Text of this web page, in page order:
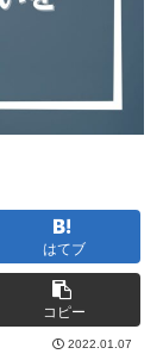
はてブ
コピー
2022.01.07